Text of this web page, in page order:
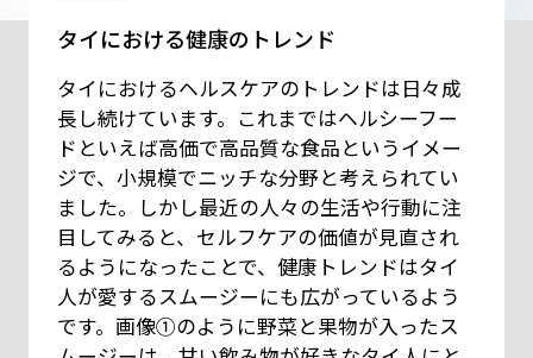
タイにおける健康のトレンド
タイにおけるヘルスケアのトレンドは日々成
長し続けています。これまではヘルシーフー
ドといえば高価で高品質な食品というイメー
ジで、小規模でニッチな分野と考えられてい
ました。しかし最近の人々の生活や行動に注
目してみると、セルフケアの価値が見直され
るようになったことで、健康トレンドはタイ
人が愛するスムージーにも広がっているよう
です。画像①のように野菜と果物が入ったス